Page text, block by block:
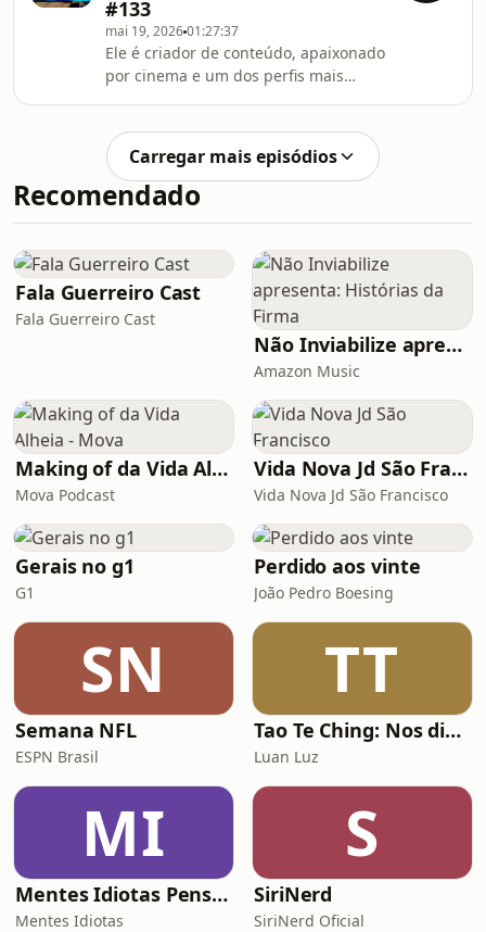
formação jesuíta e a vida que quase
foi de padre, a relação com o pai que
ensinava latim e francês em casa, e
como o acaso moldou sua trajetória
acadêmica. A conversa passa pela sua
visão sobre ateísmo,
#133
mai 19, 202601:27:37
Ele é criador de conteúdo, apaixonado
por cinema e um dos perfis mais
tudo, do tapete vermelho ao
McDonald&#39;s, Guilherme Rainer
conquistou uma audiência fiel falando
do que gosta e do que não gosta
sobre o início do perfil e a decisão de
largar tudo em Nova York para voltar
ao Brasil. A
Carregar mais episódios
Recomendado
Fala Guerreiro Cast
Fala Guerreiro Cast
Não Inviabilize apresenta: Histórias da Firma
Amazon Music
Making of da Vida Alheia - Mova
Mova Podcast
Vida Nova Jd São Francisco
Vida Nova Jd São Francisco
Gerais no g1
G1
Perdido aos vinte
João Pedro Boesing
SN
Semana NFL
ESPN Brasil
TT
Tao Te Ching: Nos dias de hoje
Luan Luz
MI
Mentes Idiotas Pensam Igual
Mentes Idiotas
S
SiriNerd
SiriNerd Oficial